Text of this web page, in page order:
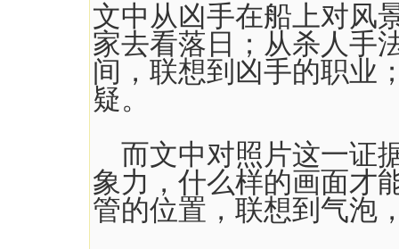
文中从凶手在船上对风
家去看落日；从杀人手
间，联想到凶手的职业
疑。
而文中对照片这一证
象力，什么样的画面才
管的位置，联想到气泡